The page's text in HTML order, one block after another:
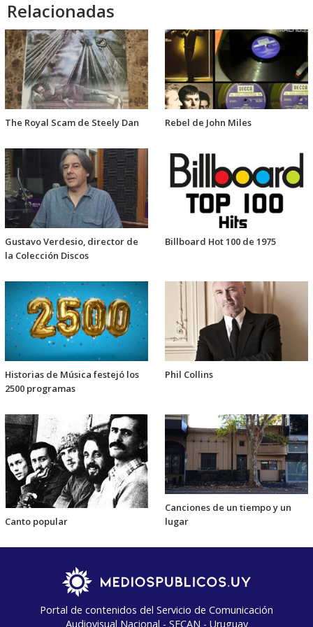
Relacionadas
The Royal Scam de Steely Dan Rebel de John Miles
Gustavo Verdesio, director de
la Colección Discos
Billboard Hot 100 de 1975
Historias de Música festejó los
2500 programas
Phil Collins
Canto popular
Canciones de un tiempo y un
lugar
Portal de contenidos del Servicio de Comunicación
Audiovisual Nacional - SECAN - Uruguay